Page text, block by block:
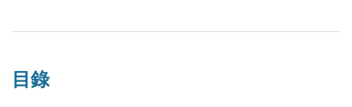
一般實景照片不能看到的畫面構圖，色彩，形影與意
可以使人瞭解水影照相的樂趣，美妙與拍照方法。
曾為美國《世界日報》中文報紙與台灣《聯合新聞
本遊記書《隨著山脈呼吸》，也曾在美國《紐約時
目錄